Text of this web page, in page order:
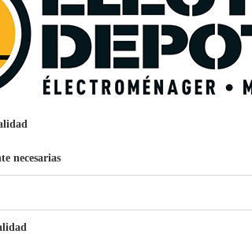
1,1L Limpia Sofás Alfombras Coche
159€ 96
Pago aplazos
EcoTank EPSON ET-2861
necesarias